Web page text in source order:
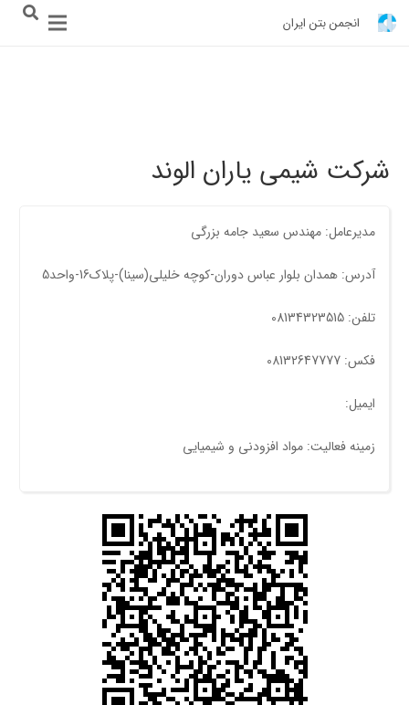
انجمن بتن ایران
شرکت شیمی یاران الوند
مدیرعامل: مهندس سعید جامه بزرگی
آدرس: همدان بلوار عباس دوران-کوچه خلیلی(سینا)-پلاک16-واحد5
تلفن: 08134323515
فکس: 08132647777
ایمیل:
زمینه فعالیت: مواد افزودنی و شیمیایی